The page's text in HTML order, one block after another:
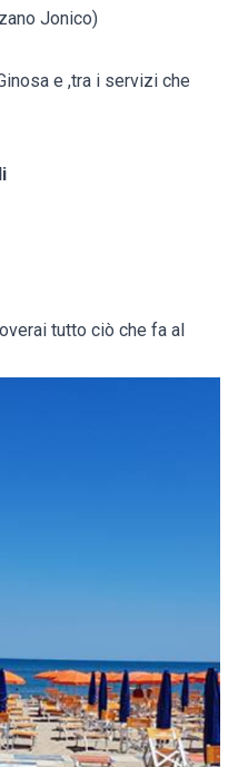
Jonico)
e ,tra i servizi che
tutto ciò che fa al